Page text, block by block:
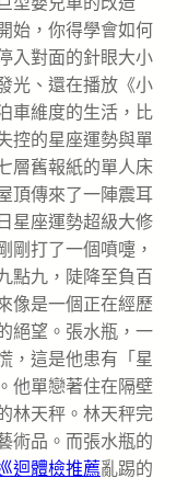
始，你得學會如何
入對面的針眼大小
光、還在播放《小
車維度的生活，比
控的星座運勢與單
層舊報紙的單人床
頂傳來了一陣震耳
星座運勢超級大修
剛打了一個噴嚏，
點九，陡降至負百
像是一個正在經歷
絕望。張水瓶，一
，這是他患有「星
他單戀著住在隔壁
林天秤。林天秤完
術品。而張水瓶的
迴體檢推薦亂踢的